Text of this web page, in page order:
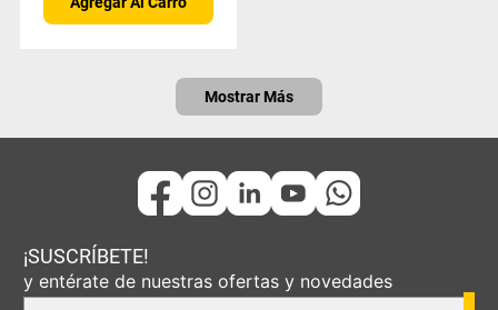
Mostrar Más
¡SUSCRÍBETE!
y entérate de nuestras ofertas y novedades